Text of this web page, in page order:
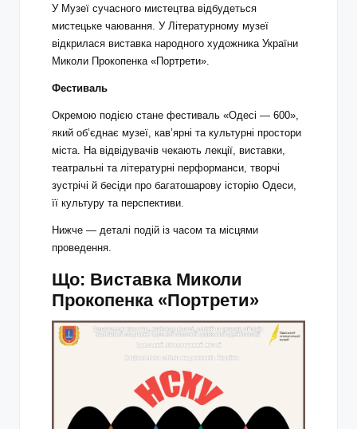
У Музеї сучасного мистецтва відбудеться
мистецьке чаювання. У Літературному музеї
відкрилася виставка народного художника України
Миколи Прокопенка «Портрети».
Фестиваль
Окремою подією стане фестиваль «Одесі — 600»,
який об’єднає музеї, кав’ярні та культурні простори
міста. На відвідувачів чекають лекції, виставки,
театральні та літературні перформанси, творчі
зустрічі й бесіди про багатошарову історію Одеси,
її культуру та перспективи.
Нижче — деталі подій із часом та місцями
проведення.
Що: Виставка Миколи
Прокопенка «Портрети»